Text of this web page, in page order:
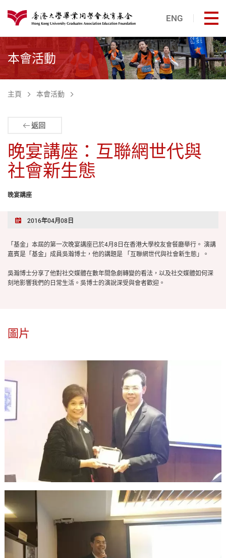
港大同學會教育基金
ENG 打
本會活動
主頁 本會活動
晚宴講座
晚宴講座：互聯網世代與
社會新生態
返回
2016年04月08日
「基金」本屆的第一次晚宴講座已於4月8日在香港大學校友會餐廳舉行。 演講
嘉賓是「基金」成員吳瀚博士，他的講題是 「互聯網世代與社會新生態」。
吳瀚博士分享了他對社交媒體在數年間急劇轉變的看法，以及社交媒體如何深
刻地影響我們的日常生活。吳博士的演說深受與會者歡迎。
圖片